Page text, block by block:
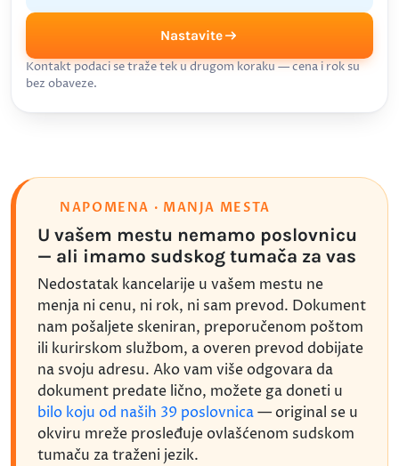
Nastavite
Kontakt podaci se traže tek u drugom koraku — cena i rok su
bez obaveze.
NAPOMENA · MANJA MESTA
U vašem mestu nemamo poslovnicu
— ali imamo sudskog tumača za vas
Nedostatak kancelarije u vašem mestu ne
menja ni cenu, ni rok, ni sam prevod. Dokument
nam pošaljete skeniran, preporučenom poštom
ili kurirskom službom, a overen prevod dobijate
na svoju adresu. Ako vam više odgovara da
dokument predate lično, možete ga doneti u
bilo koju od naših 39 poslovnica— original se u
okviru mreže prosleđuje ovlašćenom sudskom
tumaču za traženi jezik.